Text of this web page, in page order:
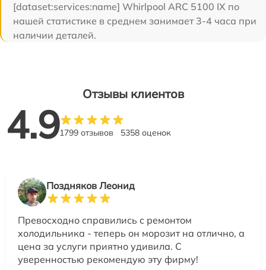
[dataset:services:name] Whirlpool ARC 5100 IX по
нашей статистике в среднем занимает 3-4 часа при
наличии деталей.
Отзывы клиентов
4.91799 отзывов 5358 оценок
Поздняков Леонид
Превосходно справились с ремонтом
холодильника - теперь он морозит на отлично, а
цена за услуги приятно удивила. С
уверенностью рекомендую эту фирму!